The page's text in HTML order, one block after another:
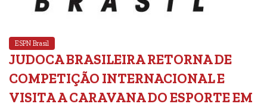
ESPN Brasil
JUDOCA BRASILEIRA RETORNA DE
COMPETIÇÃO INTERNACIONAL E
VISITA A CARAVANA DO ESPORTE EM